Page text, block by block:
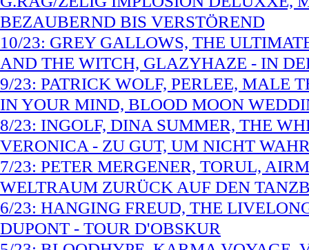
BEZAUBERND BIS VERSTÖREND
10/23: GREY GALLOWS, THE
AND THE WITCH, GLAZYHAZE - IN
9/23: PATRICK WOLF, PERLEE, MALE
IN YOUR MIND, BLOOD MOON
8/23: INGOLF, DINA SUMMER, THE
VERONICA - ZU GUT, UM NICHT
7/23: PETER MERGENER, TORUL,
WELTRAUM ZURÜCK AUF DEN
6/23: HANGING FREUD, THE
DUPONT - TOUR D'OBSKUR